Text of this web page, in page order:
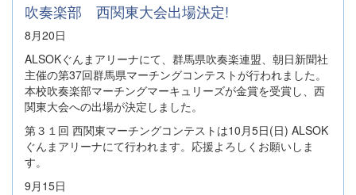
吹奏楽部 西関東大会出場決定!
8月20日
ALSOKぐんまアリーナにて、群馬県吹奏楽連盟、朝日新聞社
主催の第37回群馬県マーチングコンテストが行われました。
本校吹奏楽部マーチングマーキュリーズが金賞を受賞し、西
関東大会への出場が決定しました。
第３１回 西関東マーチングコンテストは10月5日(日) ALSOK
ぐんまアリーナにて行われます。応援よろしくお願いしま
す。
9月15日